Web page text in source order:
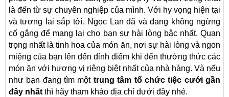
là đến từ sự chuyên nghiệp của mình. Với hy vọng hiện tại
và tương lai sắp tới, Ngọc Lan đã và đang không ngừng
cố gắng để mang lại cho bạn sự hài lòng bậc nhất. Quan
trọng nhất là tinh hoa của món ăn, nơi sự hài lòng và ngon
miệng của bạn lên đến đỉnh điểm khi đến thường thức các
món ăn với hương vị riêng biệt nhất của nhà hàng. Và nếu
như bạn đang tìm một trung tâm tổ chức tiệc cưới gần
đây nhất thì hãy tham khảo địa chỉ dưới đây nhé.